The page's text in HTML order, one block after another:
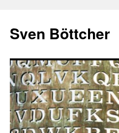
springen
Sven Böttcher